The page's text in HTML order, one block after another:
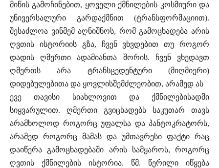
მიწის გამოჩინებით, ყოველი ქმნილების კოსმიური და
უნივერსალური გარდაქმნით (ტრანსფორმაციით).
შესაძლოა ვინმემ აღნიშნოს, რომ გამოცხადება არის
ღვთის ისტორიის გზა, ჩვენ ვხვდებით თუ როგორ
დადის ღმერთი ადამიანთა შორის. ჩვენ ვხედავთ
ღმერთს არა ტრანსცედენტური (მიღმიერი)
დიდებულებითა და ყოვლისშემძლეობით, არამედ ას
ევე თავისი სიახლოვით და ქმნილებისადმი
სიყვარულით. ღმერთი გვიცხადებს საკუთარ თავს
არამხოლოდ როგორც უფალსა და პანტოკრატორს,
არამედ როგორც მამას და უმთავრესი ფაქტი რაც
დაიწერა გამოცხადებაში არის სამყაროს, როგორც
ღვთის ქმნილების ისტორია. წმ. წერილი იწყება